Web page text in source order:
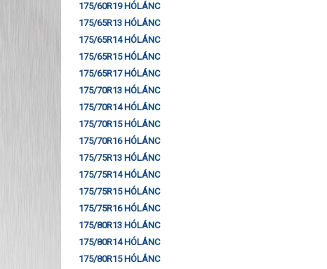
175/60R19 HÓLÁNC
175/65R13 HÓLÁNC
175/65R14 HÓLÁNC
175/65R15 HÓLÁNC
175/65R17 HÓLÁNC
175/70R13 HÓLÁNC
175/70R14 HÓLÁNC
175/70R15 HÓLÁNC
175/70R16 HÓLÁNC
175/75R13 HÓLÁNC
175/75R14 HÓLÁNC
175/75R15 HÓLÁNC
175/75R16 HÓLÁNC
175/80R13 HÓLÁNC
175/80R14 HÓLÁNC
175/80R15 HÓLÁNC